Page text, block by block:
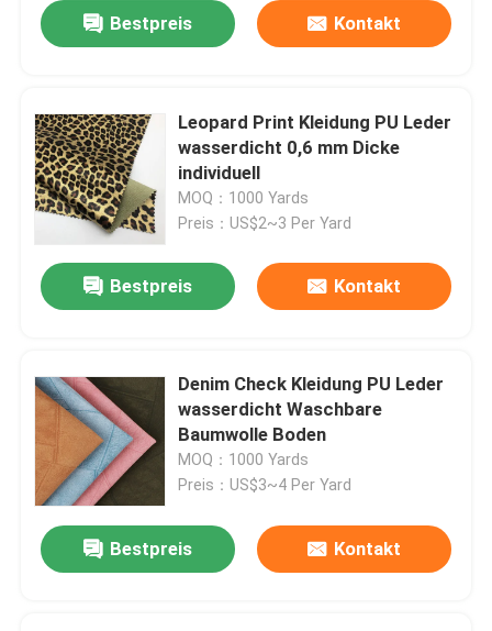
Bestpreis Kontakt
Leopard Print Kleidung PU Leder
wasserdicht 0,6 mm Dicke
individuell
MOQ：1000 Yards
Preis：US$2~3 Per Yard
Bestpreis Kontakt
Denim Check Kleidung PU Leder
wasserdicht Waschbare
Baumwolle Boden
MOQ：1000 Yards
Preis：US$3~4 Per Yard
Bestpreis Kontakt